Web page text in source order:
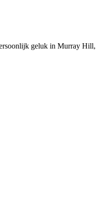
geluk in Murray Hill,